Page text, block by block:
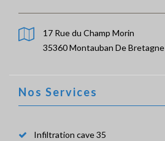
17 Rue du Champ Morin
35360 Montauban De Bretagne
Nos Services
Infiltration cave 35